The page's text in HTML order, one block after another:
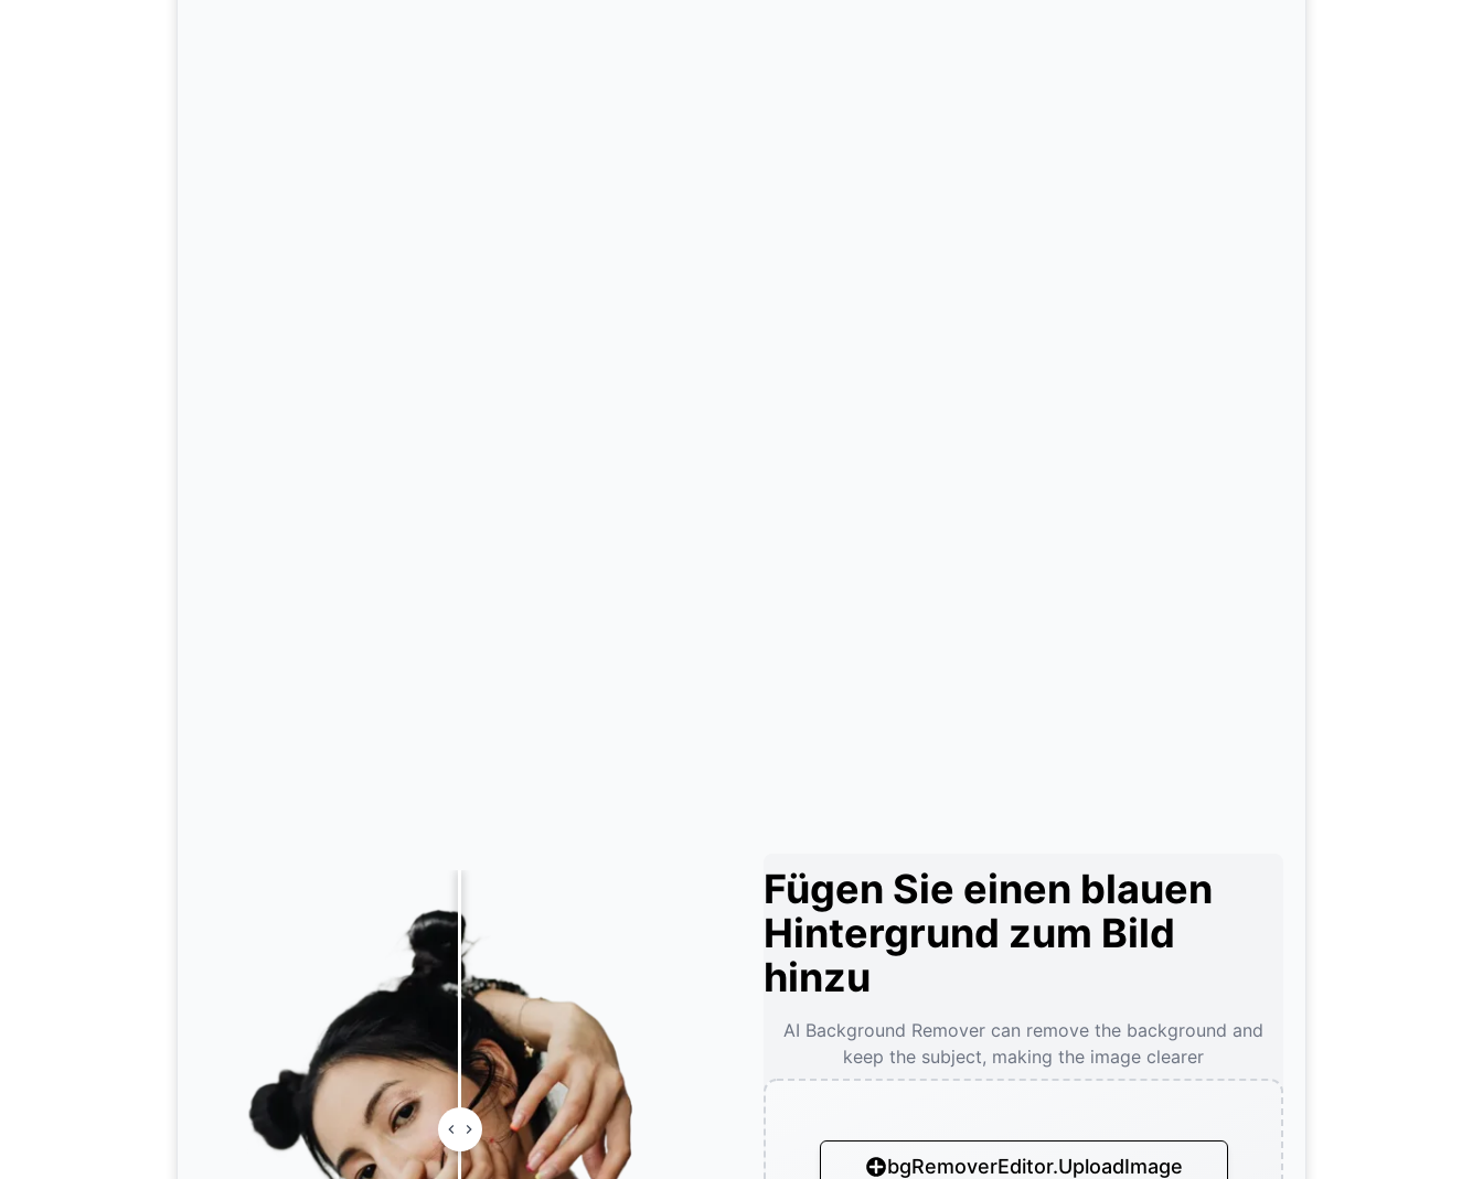
Fügen Sie einen blauen
Hintergrund zum Bild
hinzu
AI Background Remover can remove the background and
keep the subject, making the image clearer
bgRemoverEditor.UploadImage